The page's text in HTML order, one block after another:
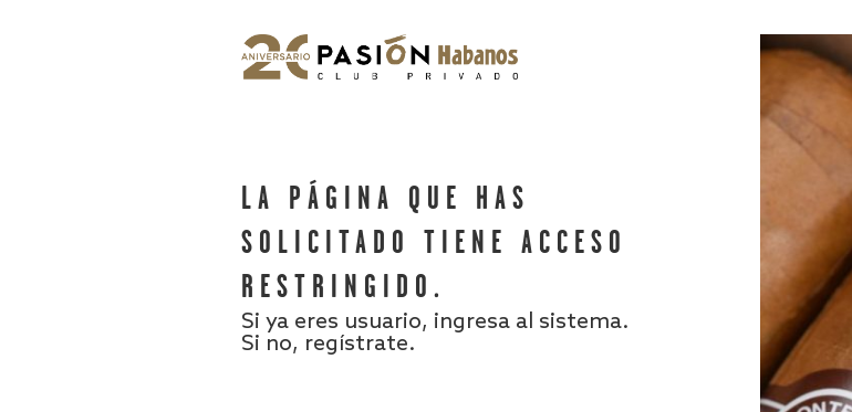
LA PÁGINA QUE HAS
SOLICITADO TIENE ACCESO
RESTRINGIDO.
Si ya eres usuario, ingresa al sistema.
Si no, regístrate.